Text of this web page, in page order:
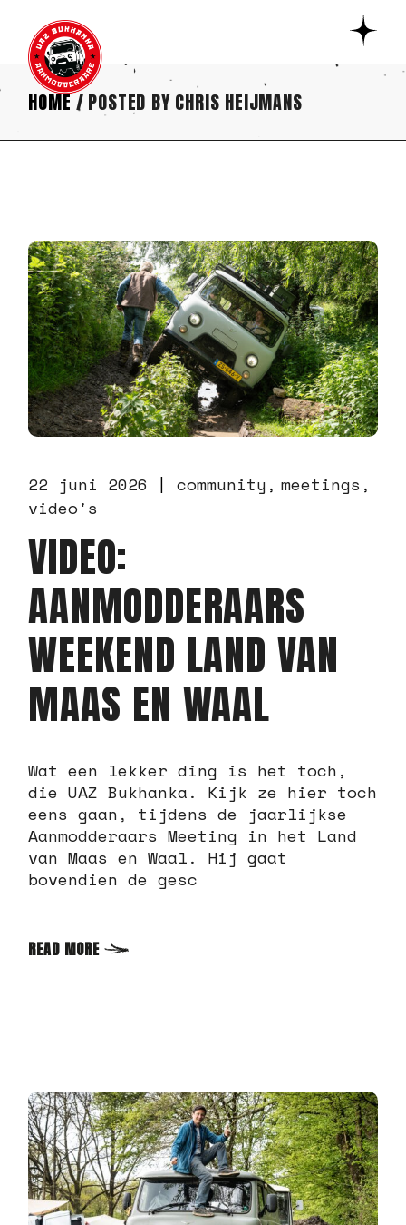
content
HOME POSTED BY CHRIS HEIJMANS
22 juni 2026 community
meetings
video's
VIDEO:
AANMODDERAARS
WEEKEND LAND VAN
MAAS EN WAAL
Wat een lekker ding is het toch,
die UAZ Bukhanka. Kijk ze hier toch
eens gaan, tijdens de jaarlijkse
Aanmodderaars Meeting in het Land
van Maas en Waal. Hij gaat
bovendien de gesc
READ MORE